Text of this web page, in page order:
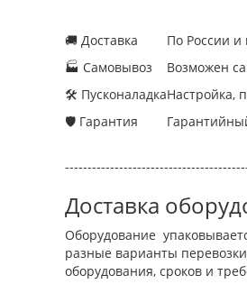
🚚 Доставка
🏭 Самовывоз
🛠 Пусконаладка
🛡 Гарантия
По России и
Возможен
Настройка,
Доставка
Оборудование
разные варианты
оборудования, сроков и